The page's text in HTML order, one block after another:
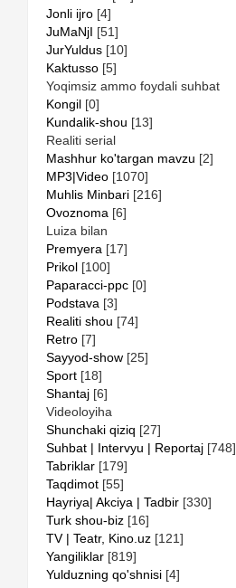
Jonli ijro [4]
JuMaNjI [51]
JurYuldus [10]
Kaktusso [5]
Yoqimsiz ammo foydali suhbat
Kongil [0]
Kundalik-shou [13]
Realiti serial
Mashhur ko'targan mavzu [2]
MP3|Video [1070]
Muhlis Minbari [216]
Ovoznoma [6]
Luiza bilan
Premyera [17]
Prikol [100]
Paparacci-ppc [0]
Podstava [3]
Realiti shou [74]
Retro [7]
Sayyod-show [25]
Sport [18]
Shantaj [6]
Videoloyiha
Shunchaki qiziq [27]
Suhbat | Intervyu | Reportaj [748]
Tabriklar [179]
Taqdimot [55]
Hayriya| Akciya | Tadbir [330]
Turk shou-biz [16]
TV | Teatr, Kino.uz [121]
Yangiliklar [819]
Yulduzning qo'shnisi [4]